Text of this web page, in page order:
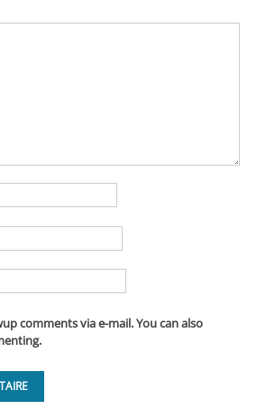
comments via e-mail. You can also